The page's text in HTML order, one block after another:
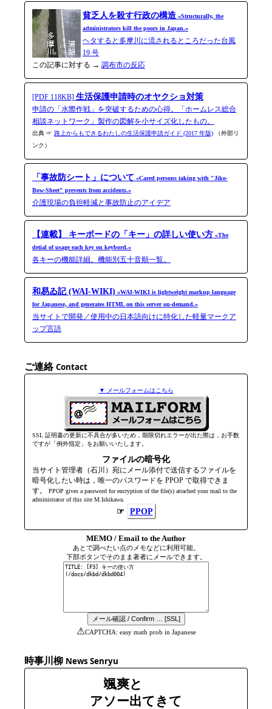
貧乏人を殺す行政の構造 «Structurally, the
administrators kill the poors in Japan.»
ヘタすると多摩川に流されるところだった台風
19 号
この記事に対する → 調布市の反応
[PDF 118KB] 生活保護申請時のオヤクショ対策
申請の「水際作戦」を突破するための心得。「ホームレス総合
相談ネットワーク」製作の図解を小サイズ化したもの。
出典 ☞ 路上からもできるわたしの生活保護申請ガイド (2017 年版) （外部リ
ンク）
「事故防シート」について «Cared persons taking with "Jiko-​
Bow-​Sheet" prevents from accidents.»
介護現場の負担軽減と事故防止のアイデア
【連載】 キーボードの「キー」の詳しい使い方 «The
detial of usage each key on keybord.»
各キーの機能詳細。機能別五十音順一覧。
和易ゐ記 (WAI-WIKI) «WAI-WIKI is light­weight markup language
for Japanese, and generates HTML on this server on-​demand.»
当サイトで開発／使用中の日本語向けに特化した軽量マークア
ップ言語
ご連絡Contact
▼ メールフォームはこちら
SSL 証明書の更新に不具合が多いため，期限切れエラーが出た際は，お手数
ですが「例外指定」をお願いいたします。
ファイルの暗号化
当サイト管理者（石川）宛にメール添付で送信するファイルを
暗号化したい時は，唯一のパスワードを PPOP で取得できま
す。
PPOP gives a password for encryption of the file(s) attached your mail to the
admini­strator of this site M.Ishikawa.
☞ PPOP
MEMO / Email to the Author
あとで調べたい点のメモなどに利用可能。
下部ボタンでそのまま著者にメールできます。
⚠CAPTCHA: easy math prob in Japanese
時事川柳 News Senryu
颯爽と
アソー出てきて